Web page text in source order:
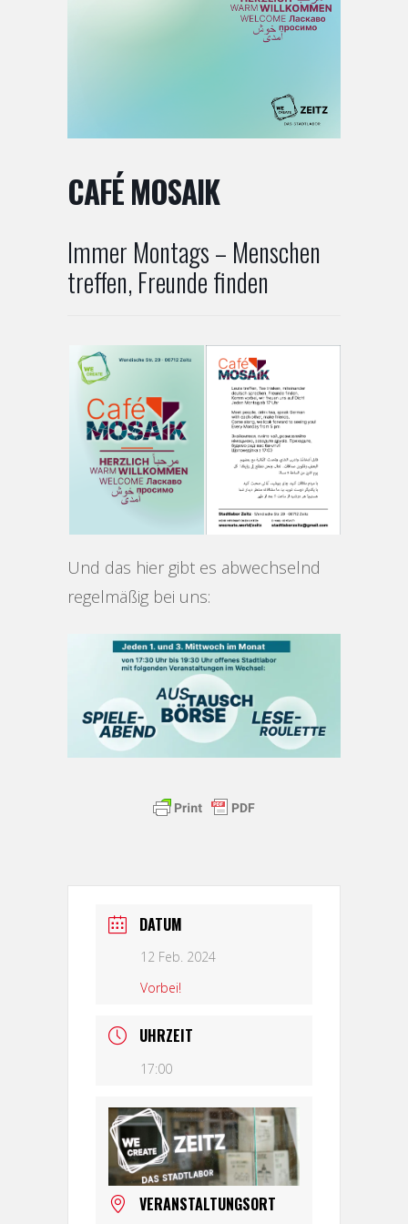
CAFÉ MOSAIK
Immer Montags – Menschen
treffen, Freunde finden
Und das hier gibt es abwechselnd
regelmäßig bei uns:
DATUM
12 Feb. 2024
Vorbei!
UHRZEIT
17:00
VERANSTALTUNGSORT